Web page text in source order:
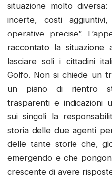
situazione molto
incerte, costi
operative precise”.
raccontato la situazione
lasciare soli i cittadini
Golfo. Non si chiede un
un piano di rientro
trasparenti e indicazioni
sui singoli la
storia delle due agenti
delle tante storie che,
emergendo e che
crescente di avere